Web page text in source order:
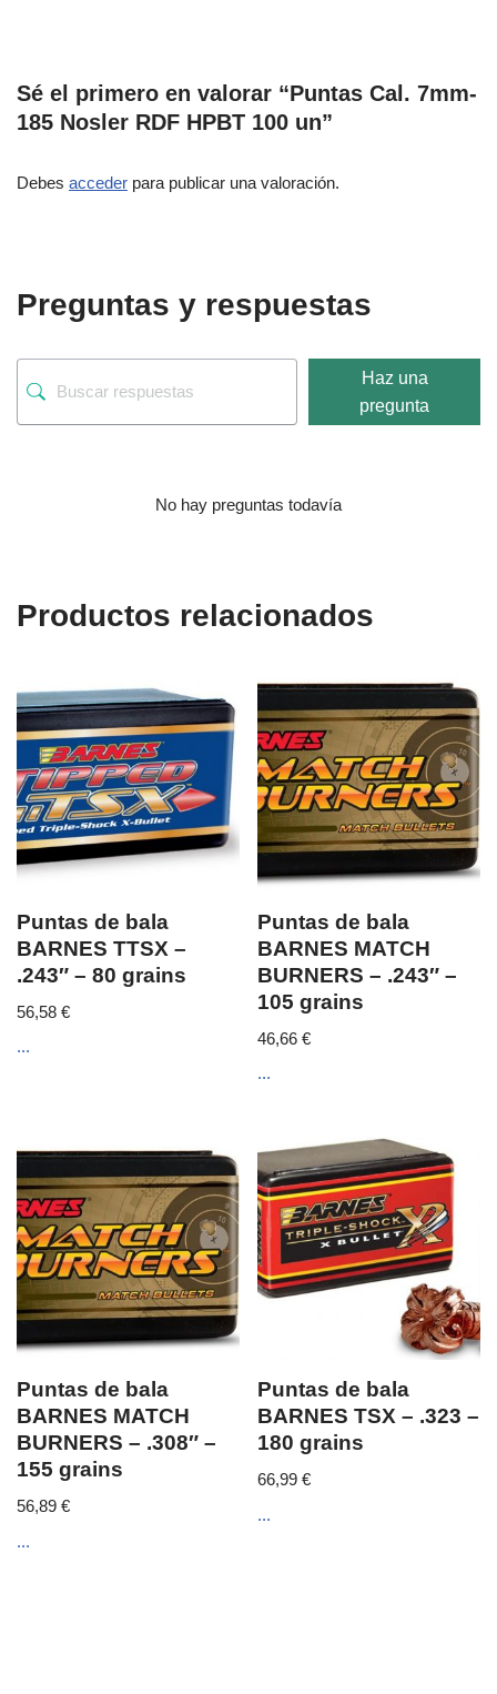
Sé el primero en valorar “Puntas Cal. 7mm-
185 Nosler RDF HPBT 100 un”
Debes acceder para publicar una valoración.
Preguntas y respuestas
Haz una
pregunta
No hay preguntas todavía
Productos relacionados
Puntas de bala
BARNES TTSX –
.243″ – 80 grains
56,58 €
...
Puntas de bala
BARNES MATCH
BURNERS – .243″ –
105 grains
46,66€
...
Puntas de bala
BARNES MATCH
BURNERS – .308″ –
155 grains
56,89 €
...
Puntas de bala
BARNES TSX – .323 –
180 grains
66,99€
...